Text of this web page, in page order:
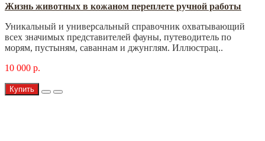
Жизнь животных в кожаном переплете ручной работы
Уникальный и универсальный справочник охватывающий
всех значимых представителей фауны, путеводитель по
морям, пустыням, саваннам и джунглям. Иллюстрац..
10 000 р.
Купить